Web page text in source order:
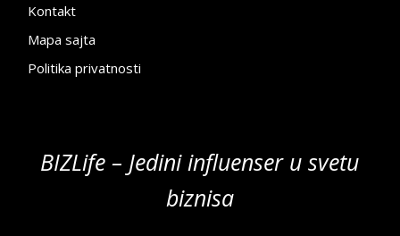
Kontakt
Mapa sajta
Politika privatnosti
BIZLife – Jedini influenser u svetu
biznisa